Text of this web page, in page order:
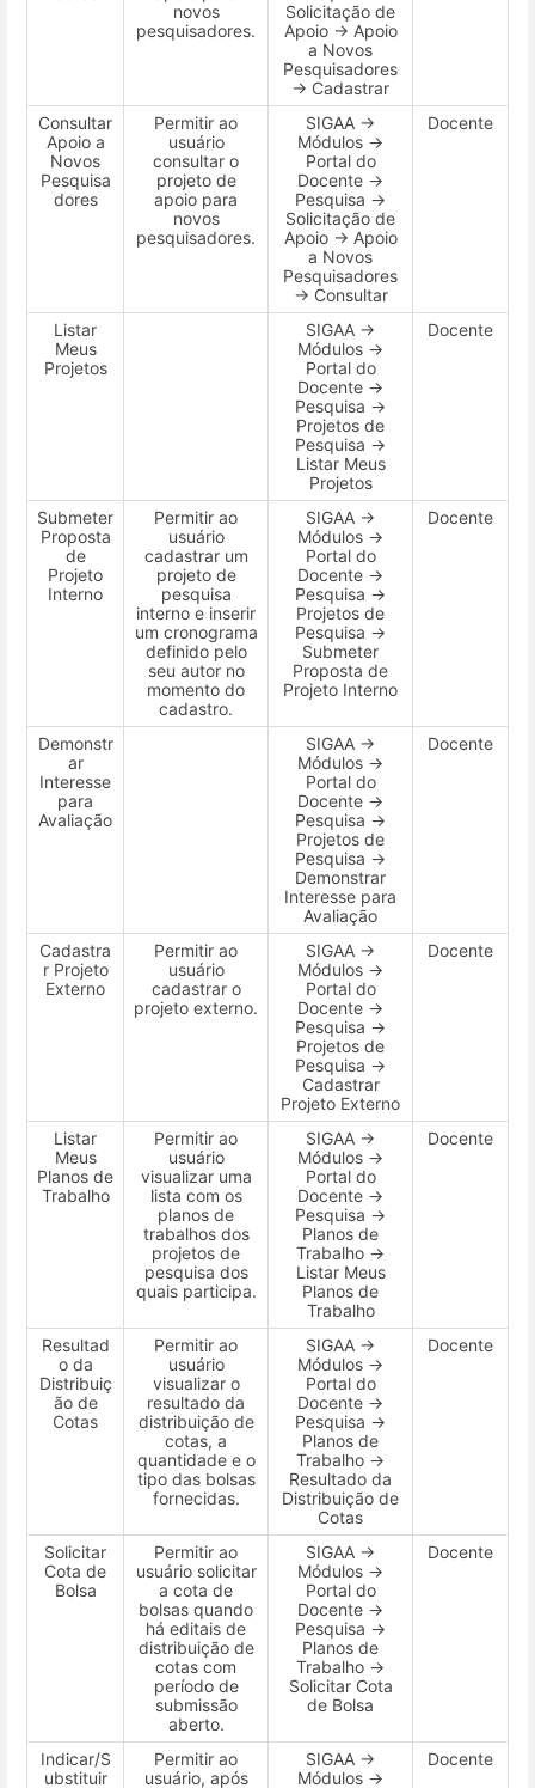
novos
pesquisadores.
Solicitação de
Apoio → Apoio
a Novos
Pesquisadores
→ Cadastrar
Consultar
Apoio a
Novos
Pesquisa
dores
Permitir ao
usuário
consultar o
projeto de
apoio para
novos
pesquisadores.
SIGAA →
Módulos →
Portal do
Docente →
Pesquisa →
Solicitação de
Apoio → Apoio
a Novos
Pesquisadores
→ Consultar
Docente
Listar
Meus
Projetos
SIGAA →
Módulos →
Portal do
Docente →
Pesquisa →
Projetos de
Pesquisa →
Listar Meus
Projetos
Docente
Submeter
Proposta
de
Projeto
Interno
Permitir ao
usuário
cadastrar um
projeto de
pesquisa
interno e inserir
um cronograma
definido pelo
seu autor no
momento do
cadastro.
SIGAA →
Módulos →
Portal do
Docente →
Pesquisa →
Projetos de
Pesquisa →
Submeter
Proposta de
Projeto Interno
Docente
Demonstr
ar
Interesse
para
Avaliação
SIGAA →
Módulos →
Portal do
Docente →
Pesquisa →
Projetos de
Pesquisa →
Demonstrar
Interesse para
Avaliação
Docente
Cadastra
r Projeto
Externo
Permitir ao
usuário
cadastrar o
projeto externo.
SIGAA →
Módulos →
Portal do
Docente →
Pesquisa →
Projetos de
Pesquisa →
Cadastrar
Projeto Externo
Docente
Listar
Meus
Planos de
Trabalho
Permitir ao
usuário
visualizar uma
lista com os
planos de
trabalhos dos
projetos de
pesquisa dos
quais participa.
SIGAA →
Módulos →
Portal do
Docente →
Pesquisa →
Planos de
Trabalho →
Listar Meus
Planos de
Trabalho
Docente
Resultad
o da
Distribuiç
ão de
Cotas
Permitir ao
usuário
visualizar o
resultado da
distribuição de
cotas, a
quantidade e o
tipo das bolsas
fornecidas.
SIGAA →
Módulos →
Portal do
Docente →
Pesquisa →
Planos de
Trabalho →
Resultado da
Distribuição de
Cotas
Docente
Solicitar
Cota de
Bolsa
Permitir ao
usuário solicitar
a cota de
bolsas quando
há editais de
distribuição de
cotas com
período de
submissão
aberto.
SIGAA →
Módulos →
Portal do
Docente →
Pesquisa →
Planos de
Trabalho →
Solicitar Cota
de Bolsa
Docente
Indicar/S
ubstituir
Permitir ao
usuário, após
SIGAA →
Módulos →
Docente